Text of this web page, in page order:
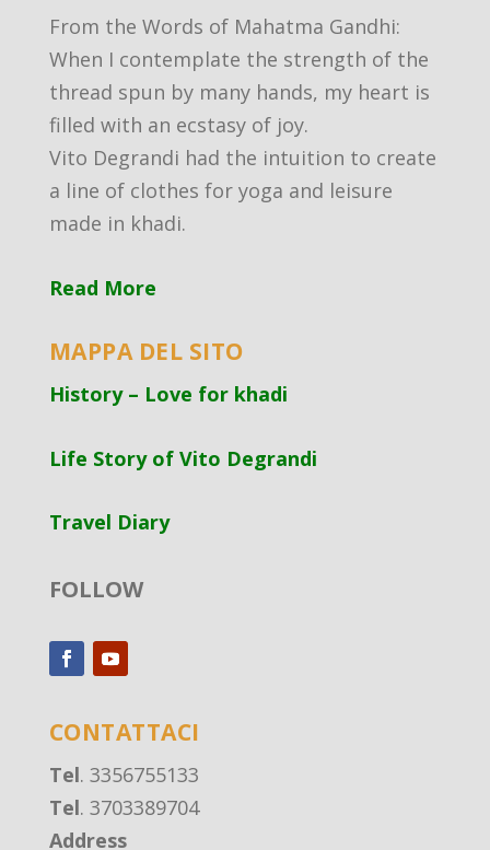
From the Words of Mahatma Gandhi:
When I contemplate the strength of the
thread spun by many hands, my heart is
filled with an ecstasy of joy.
Vito Degrandi had the intuition to create
a line of clothes for yoga and leisure
made in khadi.
Read More
MAPPA DEL SITO
History – Love for khadi
Life Story of Vito Degrandi
Travel Diary
FOLLOW
CONTATTACI
Tel. 3356755133
Tel. 3703389704
Address